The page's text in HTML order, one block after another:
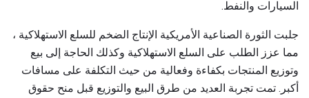
السيارات والنفط.
جلبت الثورة الصناعية الأمريكية الإنتاج الضخم للسلع الاستهلاكية ،
مما عزز الطلب على السلع الاستهلاكية وكذلك الحاجة إلى بيع
وتوزيع المنتجات بكفاءة وفعالية من حيث التكلفة على مسافات
أكبر. تمت تجربة العديد من طرق البيع والتوزيع قبل منح حقوق